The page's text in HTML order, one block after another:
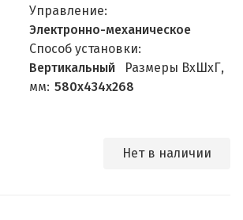
Управление:
Электронно-механическое
Способ установки:
Вертикальный
Размеры ВхШхГ,
мм: 580х434х268
Нет в наличии